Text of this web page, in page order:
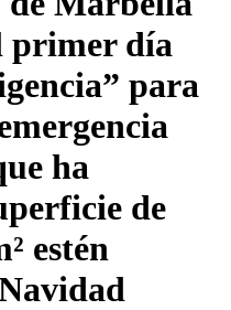
primer día
para
ha
de
estén